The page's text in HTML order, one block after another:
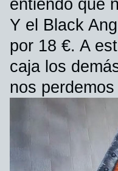
entiendo que
Y el Black
por 18 €. A
caja los
nos